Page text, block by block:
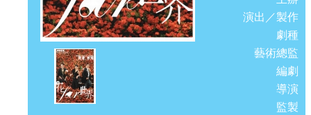
演出／製作
劇種
藝術總監
編劇
導演
監製